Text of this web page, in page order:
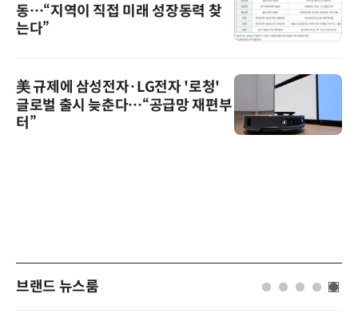
동…“지역이 직접 미래 성장동력 찾
는다”
美 규제에 삼성전자·LG전자 '로청'
글로벌 출시 늦춘다…“공급망 재편부
터”
브랜드 뉴스룸